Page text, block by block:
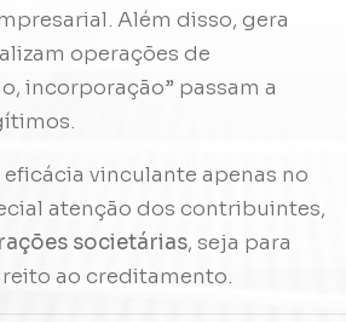
Além disso, gera
operações de
incorporação” passam a
vinculante apenas no
atenção dos contribuintes,
societárias, seja para
ao creditamento.